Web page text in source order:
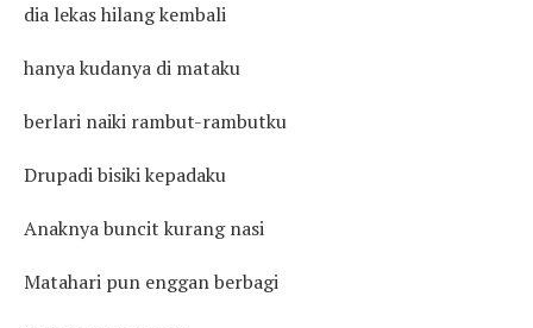
dia lekas hilang kembali
hanya kudanya di mataku
berlari naiki rambut-rambutku
Drupadi bisiki kepadaku
Anaknya buncit kurang nasi
Matahari pun enggan berbagi